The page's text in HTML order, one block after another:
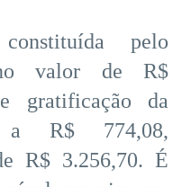
pelo
valor de R$
gratificação da
a R$ 774,08,
R$ 3.256,70. É